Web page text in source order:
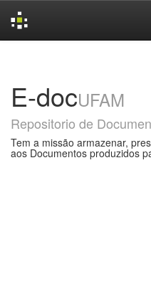
E-docUFAM
Repositorio de
Tem a missão armazenar,
aos Documentos produzidos